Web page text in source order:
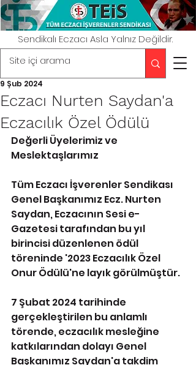
Sendikalı Eczacı Asla Yalnız Değildir.
Eczacı Nurten Saydan'a
Eczacılık Özel Ödülü
9 Şub 2024
Değerli Üyelerimiz ve
Meslektaşlarımız
Tüm Eczacı İşverenler Sendikası
Genel Başkanımız Ecz. Nurten
Saydan, Eczacının Sesi e-
Gazetesi tarafından bu yıl
birincisi düzenlenen ödül
töreninde '2023 Eczacılık Özel
Onur Ödülü'ne layık görülmüştür.
7 Şubat 2024 tarihinde
gerçekleştirilen bu anlamlı
törende, eczacılık mesleğine
katkılarından dolayı Genel
Başkanımız Saydan'a takdim